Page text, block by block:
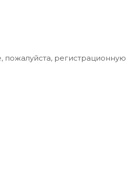
пожалуйста, регистрационную